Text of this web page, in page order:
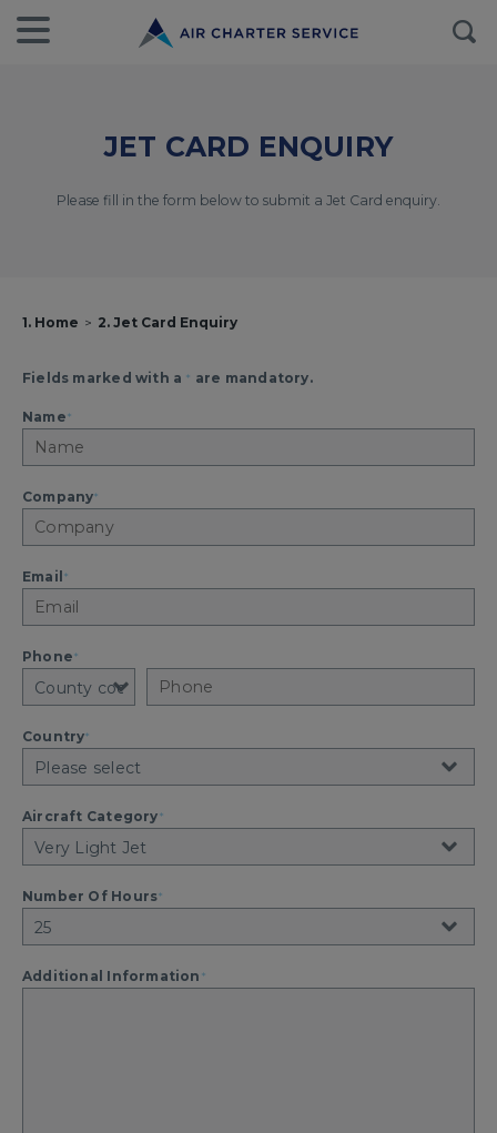
JET CARD ENQUIRY
Please fill in the form below to submit a Jet Card enquiry.
1. Home 2. Jet Card Enquiry
Fields marked with a * are mandatory.
Name*
Company*
Email *
Phone*
Country*
Aircraft Category*
Number Of Hours*
Additional Information *